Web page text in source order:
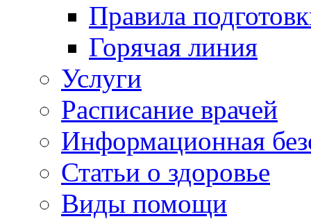
Правила
Горячая линия
Услуги
Расписание врачей
Информационная
Статьи о здоровье
Виды помощи